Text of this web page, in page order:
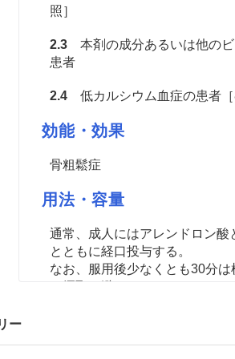
照］
2.3本剤の成分あるいは他のビ
患者
2.4低カルシウム血症の患者［
効能・効果
骨粗鬆症
用法・容量
通常、成人にはアレンドロン
とともに経口投与する。
なお、服用後少なくとも30分
ー